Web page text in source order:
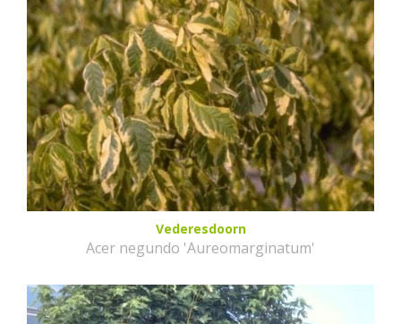
Vederesdoorn
Acer negundo 'Aureomarginatum'